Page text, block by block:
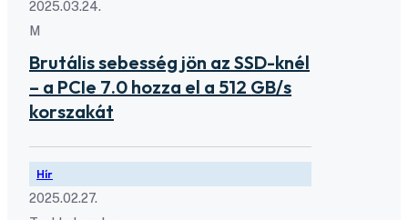
2025.03.24.
M
Brutális sebesség jön az SSD-knél
– a PCIe 7.0 hozza el a 512 GB/s
korszakát
Hír
2025.02.27.